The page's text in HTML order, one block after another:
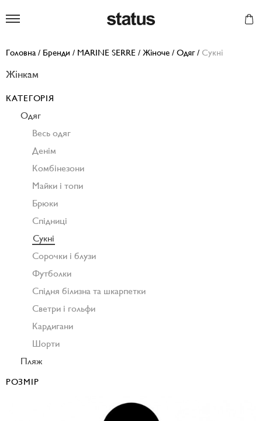
Головна / Бренди / MARINE SERRE / Жіноче / Одяг/ Сукні
Жінкам
КАТЕГОРІЯ
Одяг
Весь одяг
Денім
Комбінезони
Майки і топи
Брюки
Спідниці
Сукні
Сорочки і блузи
Футболки
Спідня білизна та шкарпетки
Светри і гольфи
Кардигани
Шорти
Пляж
РОЗМІР